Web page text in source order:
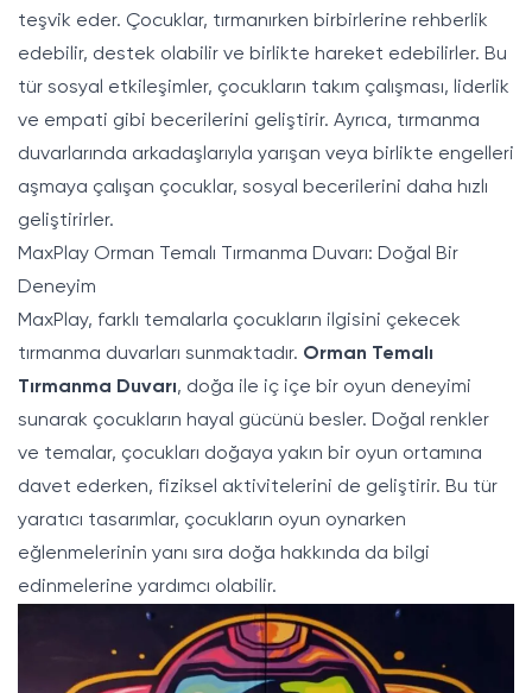
teşvik eder. Çocuklar, tırmanırken birbirlerine rehberlik
edebilir, destek olabilir ve birlikte hareket edebilirler. Bu
tür sosyal etkileşimler, çocukların takım çalışması, liderlik
ve empati gibi becerilerini geliştirir. Ayrıca, tırmanma
duvarlarında arkadaşlarıyla yarışan veya birlikte engelleri
aşmaya çalışan çocuklar, sosyal becerilerini daha hızlı
geliştirirler.
MaxPlay Orman Temalı Tırmanma Duvarı: Doğal Bir
Deneyim
MaxPlay, farklı temalarla çocukların ilgisini çekecek
tırmanma duvarları sunmaktadır. Orman Temalı
Tırmanma Duvarı, doğa ile iç içe bir oyun deneyimi
sunarak çocukların hayal gücünü besler. Doğal renkler
ve temalar, çocukları doğaya yakın bir oyun ortamına
davet ederken, fiziksel aktivitelerini de geliştirir. Bu tür
yaratıcı tasarımlar, çocukların oyun oynarken
eğlenmelerinin yanı sıra doğa hakkında da bilgi
edinmelerine yardımcı olabilir.